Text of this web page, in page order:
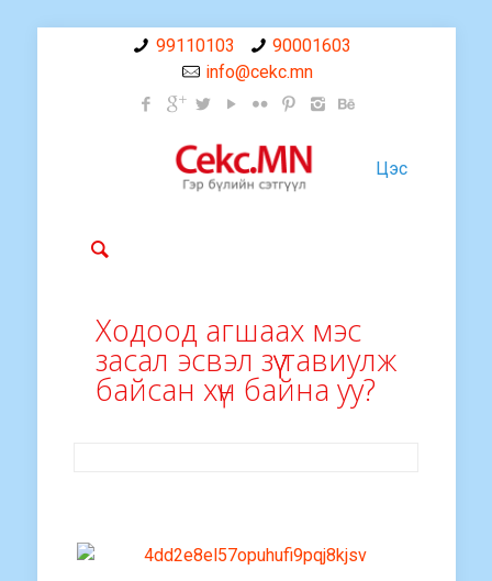
99110103
90001603
info@cekc.mn
Цэс
Ходоод агшаах мэс
засал эсвэл зүү тавиулж
байсан хүн байна уу?